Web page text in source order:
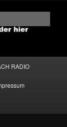
RADIO